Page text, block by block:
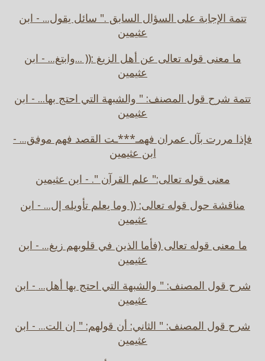
تتمة الإجابة على السؤال السابق ." سائل يقول... - ابن
عثيمين
ما معنى قوله تعالى عن أهل الزيغ :(( ...وابتغ... - ابن
عثيمين
تتمة شرح قول المصنف: " والشبهة التي احتج بها... - ابن
عثيمين
فإذا مررت بآل عمران فهمـ***ـت القصد فهم موفق... -
ابن عثيمين
معنى قوله تعالى:" علم القرآن ". - ابن عثيمين
مناقشة حول قوله تعالى: (( وما يعلم تأويله إل... - ابن
عثيمين
ما معنى قوله تعالى (فأما الذين في قلوبهم زيغ... - ابن
عثيمين
شرح قول المصنف: " والشبهة التي احتج بها أهل... - ابن
عثيمين
شرح قول المصنف: " الثاني: أن قولهم: " إن الت... - ابن
عثيمين